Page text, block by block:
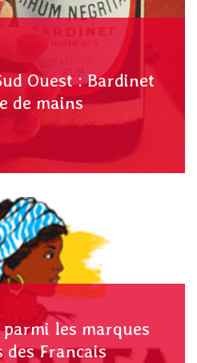
Ouest : Bardinet
de mains
les marques
des Francais